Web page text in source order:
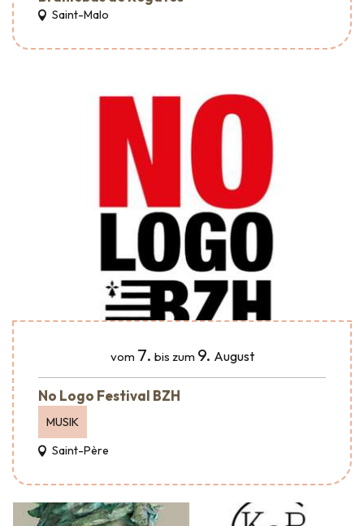
Saint-Malo
vom 7. bis zum 9. August
No Logo Festival BZH
MUSIK
Saint-Père